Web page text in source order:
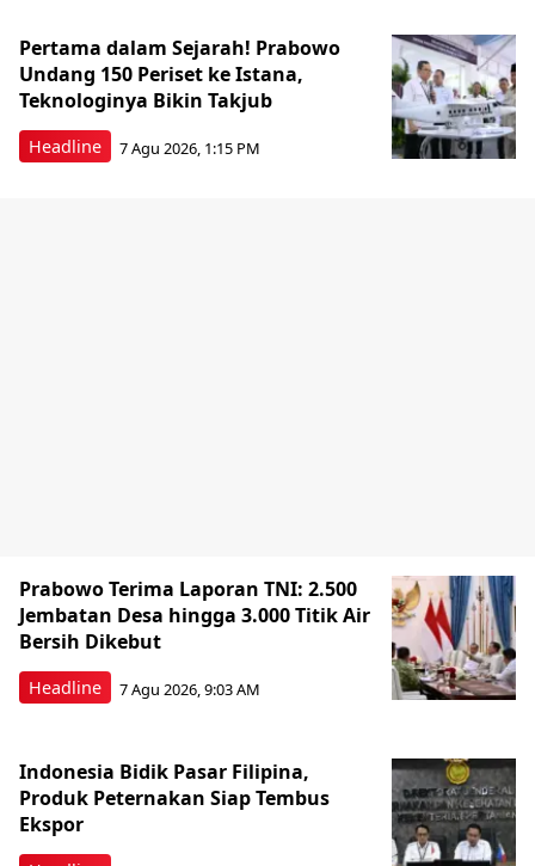
Headline
Pertama dalam Sejarah! Prabowo
Undang 150 Periset ke Istana,
Teknologinya Bikin Takjub
7 Agu 2026, 1:15 PM
Headline
Prabowo Terima Laporan TNI: 2.500
Jembatan Desa hingga 3.000 Titik Air
Bersih Dikebut
7 Agu 2026, 9:03 AM
Indonesia Bidik Pasar Filipina,
Produk Peternakan Siap Tembus
Ekspor